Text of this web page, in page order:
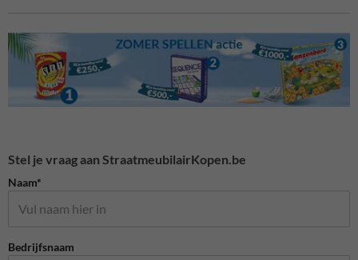
Stel je vraag aan StraatmeubilairKopen.be
Naam*
Bedrijfsnaam